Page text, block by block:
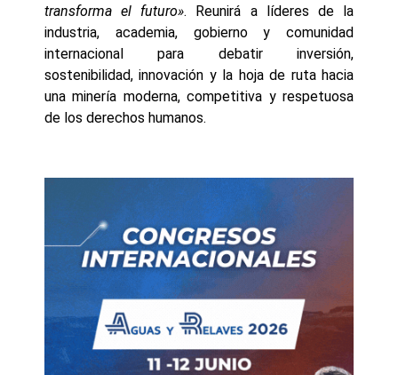
transforma el futuro». Reunirá a líderes de la
industria, academia, gobierno y comunidad
internacional para debatir inversión,
sostenibilidad, innovación y la hoja de ruta hacia
una minería moderna, competitiva y respetuosa
de los derechos humanos.